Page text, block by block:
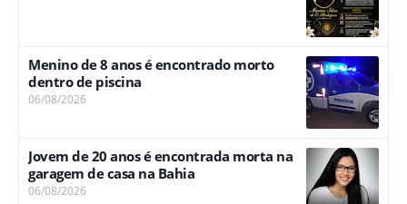
Menino de 8 anos é encontrado morto
dentro de piscina
06/08/2026
Jovem de 20 anos é encontrada morta na
garagem de casa na Bahia
06/08/2026